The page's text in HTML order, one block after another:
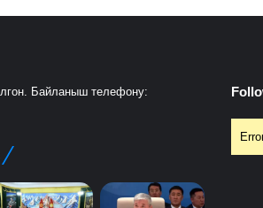
Байланыш телефону: